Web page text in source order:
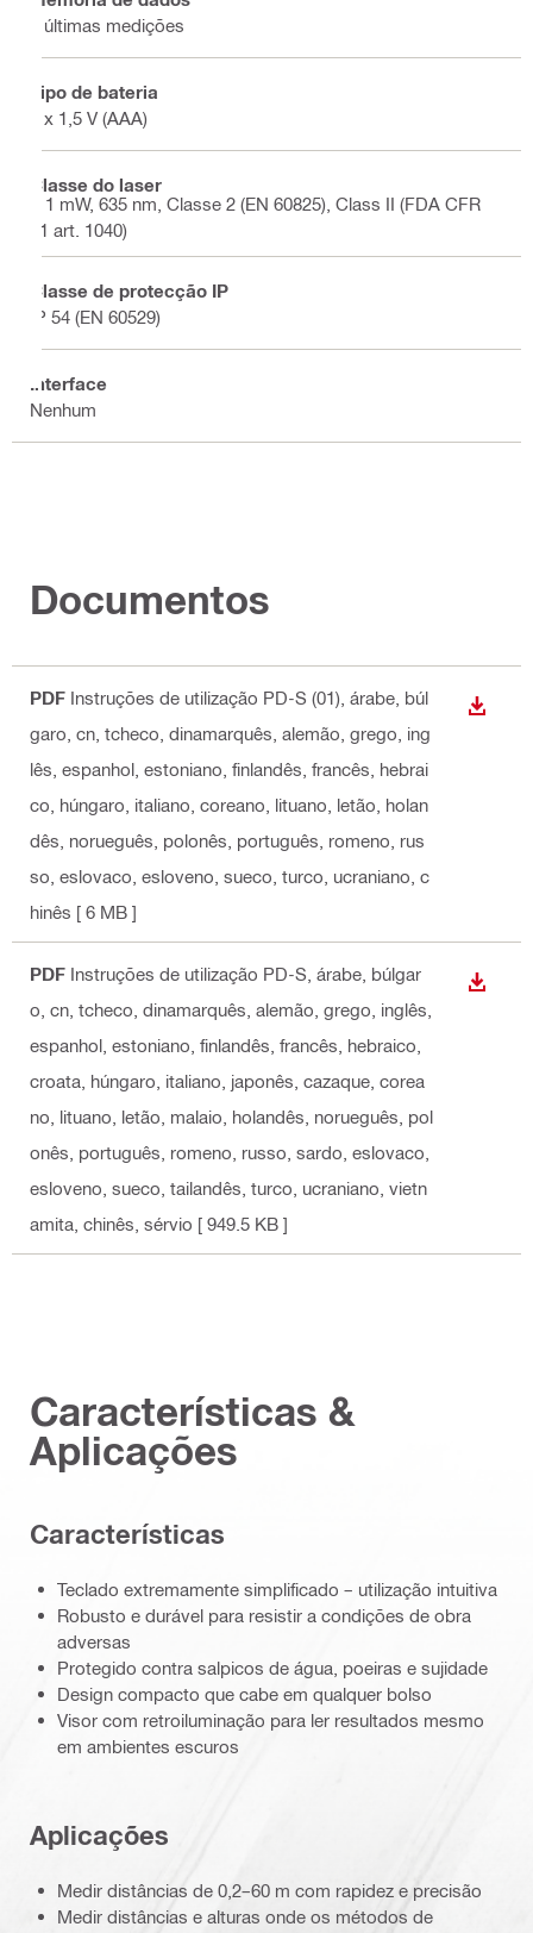
2 últimas medições
Tipo de bateria
2 x 1,5 V (AAA)
Classe do laser
< 1 mW, 635 nm, Classe 2 (EN 60825), Class II (FDA CFR
21 art. 1040)
Classe de protecção IP
IP 54 (EN 60529)
Interface
Nenhum
Documentos
PDF Instruções de utilização PD-S (01) , árabe, búl
garo, cn, tcheco, dinamarquês, alemão, grego, ing
lês, espanhol, estoniano, finlandês, francês, hebrai
co, húngaro, italiano, coreano, lituano, letão, holan
dês, norueguês, polonês, português, romeno, rus
so, eslovaco, esloveno, sueco, turco, ucraniano, c
hinês [ 6 MB ]
PDF Instruções de utilização PD-S , árabe, búlgar
o, cn, tcheco, dinamarquês, alemão, grego, inglês,
espanhol, estoniano, finlandês, francês, hebraico,
croata, húngaro, italiano, japonês, cazaque, corea
no, lituano, letão, malaio, holandês, norueguês, pol
onês, português, romeno, russo, sardo, eslovaco,
esloveno, sueco, tailandês, turco, ucraniano, vietn
amita, chinês, sérvio [ 949.5 KB ]
Características &
Aplicações
Características
Teclado extremamente simplificado – utilização intuitiva
Robusto e durável para resistir a condições de obra
adversas
Protegido contra salpicos de água, poeiras e sujidade
Design compacto que cabe em qualquer bolso
Visor com retroiluminação para ler resultados mesmo
em ambientes escuros
Aplicações
Medir distâncias de 0,2–60 m com rapidez e precisão
Medir distâncias e alturas onde os métodos de